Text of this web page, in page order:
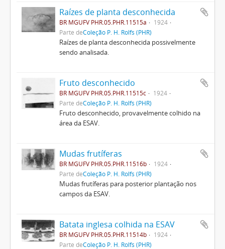
Raízes de planta desconhecida
BR MGUFV PHR.05.PHR.11515a
1924
Parte deColeção P. H. Rolfs (PHR)
Raízes de planta desconhecida possivelmente
sendo analisada.
Fruto desconhecido
BR MGUFV PHR.05.PHR.11515c
1924
Parte deColeção P. H. Rolfs (PHR)
Fruto desconhecido, provavelmente colhido na
área da ESAV.
Mudas frutíferas
BR MGUFV PHR.05.PHR.11516b
1924
Parte deColeção P. H. Rolfs (PHR)
Mudas frutíferas para posterior plantação nos
campos da ESAV.
Batata inglesa colhida na ESAV
BR MGUFV PHR.05.PHR.11514b
1924
Parte deColeção P. H. Rolfs (PHR)